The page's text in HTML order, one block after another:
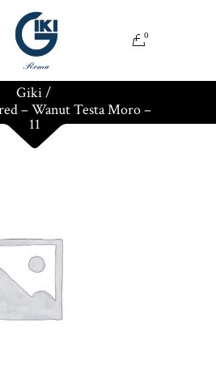
0
Giki/
– Wanut Testa Moro –
11